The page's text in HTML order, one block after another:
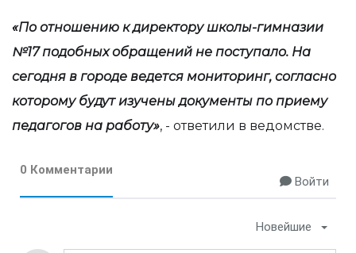
«По отношению к директору школы-гимназии
№17 подобных обращений не поступало. На
сегодня в городе ведется мониторинг, согласно
которому будут изучены документы по приему
педагогов на работу», - ответили в ведомстве.
0 Комментарии
Войти
Новейшие